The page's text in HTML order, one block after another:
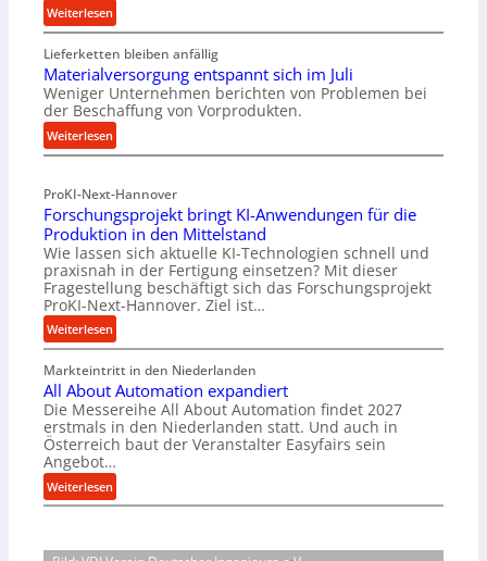
Weiterlesen:
R
o
l
l
e
n
f
h
r
u
n
g
e
n
e
r
h
ö
h
e
n
d
i
P
Lieferketten bleiben anfällig
Materialversorgung entspannt sich im Juli
Weniger Unternehmen berichten von Problemen bei
der Beschaffung von Vorprodukten.
Weiterlesen:
M
t
e
r
i
a
l
v
e
r
g
u
n
g
n
ProKI-Next-Hannover
Forschungsprojekt bringt KI-Anwendungen für die
Produktion in den Mittelstand
Wie lassen sich aktuelle KI-Technologien schnell und
praxisnah in der Fertigung einsetzen? Mit dieser
Fragestellung beschäftigt sich das Forschungsprojekt
ProKI-Next-Hannover. Ziel ist…
Weiterlesen:
F
o
r
s
c
h
u
n
p
Markteintritt in den Niederlanden
All About Automation expandiert
Die Messereihe All About Automation findet 2027
erstmals in den Niederlanden statt. Und auch in
Österreich baut der Veranstalter Easyfairs sein
Angebot…
Weiterlesen:
A
l